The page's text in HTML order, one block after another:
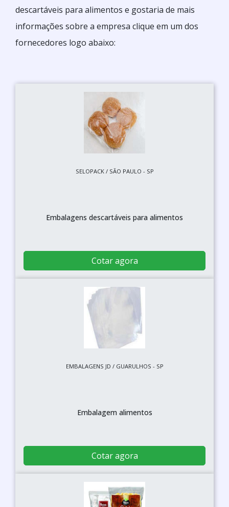
descartáveis para alimentos e gostaria de mais
informações sobre a empresa clique em um dos
fornecedores logo abaixo:
SELOPACK / SÃO PAULO - SP
Embalagens descartáveis para alimentos
Cotar agora
EMBALAGENS JD / GUARULHOS - SP
Embalagem alimentos
Cotar agora